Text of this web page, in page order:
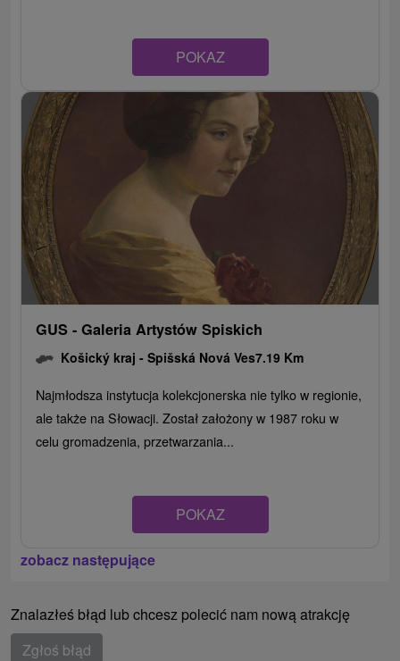
POKAZ
GUS - Galeria Artystów Spiskich
Košický kraj -Spišská Nová Ves7.19 Km
Najmłodsza instytucja kolekcjonerska nie tylko w regionie,
ale także na Słowacji. Został założony w 1987 roku w
celu gromadzenia, przetwarzania...
POKAZ
zobacz następujące
Znalazłeś błąd lub chcesz polecić nam nową atrakcję
Zgłoś błąd